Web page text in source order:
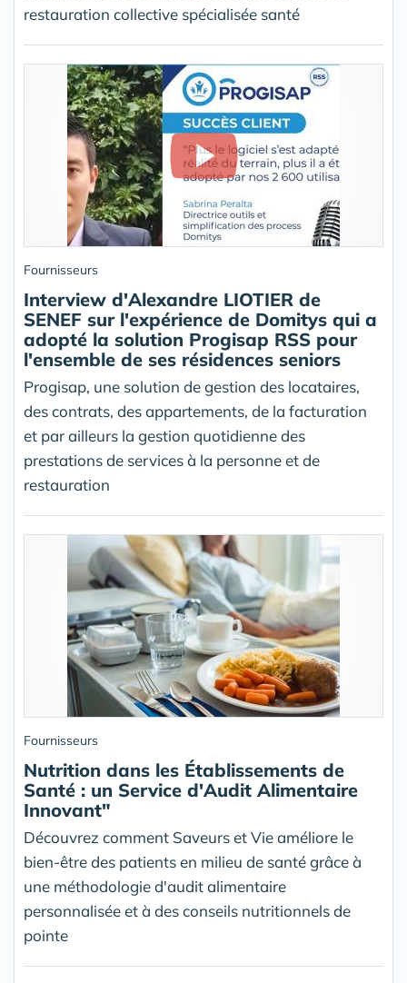
restauration collective spécialisée santé
Fournisseurs
Interview d'Alexandre LIOTIER de
SENEF sur l'expérience de Domitys qui a
adopté la solution Progisap RSS pour
l'ensemble de ses résidences seniors
Progisap, une solution de gestion des locataires,
des contrats, des appartements, de la facturation
et par ailleurs la gestion quotidienne des
prestations de services à la personne et de
restauration
Fournisseurs
Nutrition dans les Établissements de
Santé : un Service d'Audit Alimentaire
Innovant"
Découvrez comment Saveurs et Vie améliore le
bien-être des patients en milieu de santé grâce à
une méthodologie d'audit alimentaire
personnalisée et à des conseils nutritionnels de
pointe